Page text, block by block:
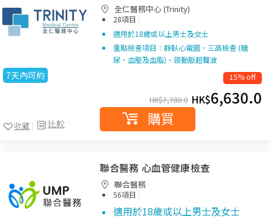
7天內可約
比較
收藏
全仁醫務中心 (Trinity)
28項目 |
適用於18歲或以上男士及女士
重點檢查項目：靜臥心電圖、三高檢查 (糖
尿、血壓及血脂)、頸動脈超聲波
15% off
HK$7,780.0 HK$6,630.0
購買
聯合醫務 心血管健康檢查
聯合醫務
56項目 |
適用於18歲或以上男士及女士